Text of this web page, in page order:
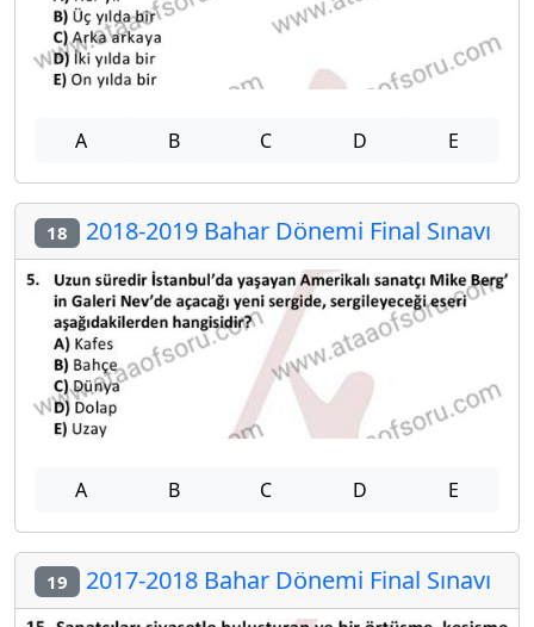
A B C D E
18 2018-2019 Bahar Dönemi Final Sınavı
A B C D E
19 2017-2018 Bahar Dönemi Final Sınavı